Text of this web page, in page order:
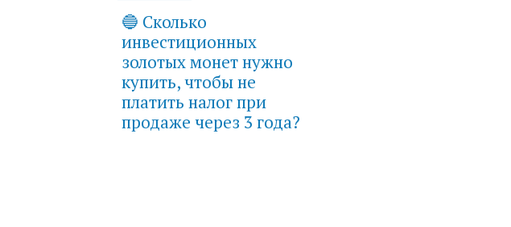
🔵 Сколько
инвестиционных
золотых монет нужно
купить, чтобы не
платить налог при
продаже через 3 года?